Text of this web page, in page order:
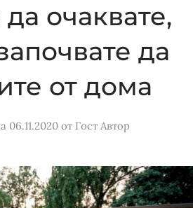
очаквате,
да
от дома
06.11.2020 от Гост Автор